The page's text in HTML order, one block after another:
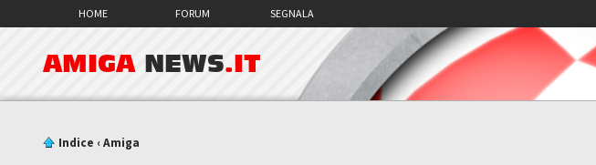
HOME FORUM SEGNALA
AMIGA NEWS.IT
Indice ‹Amiga